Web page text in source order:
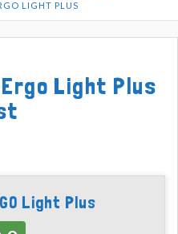
LIGHT PLUS
Light Plus
Light Plus